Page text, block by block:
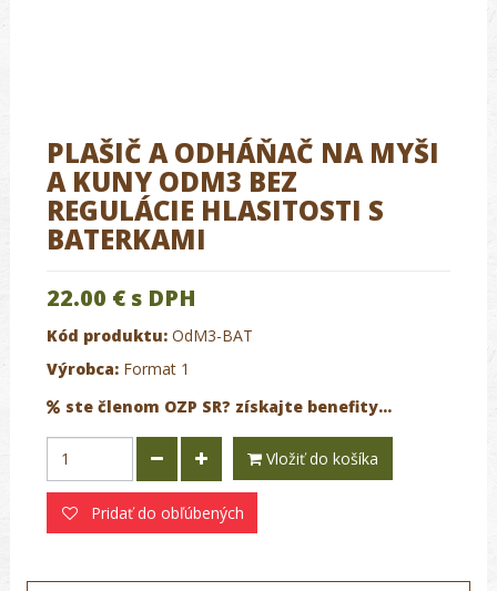
PLAŠIČ A ODHÁŇAČ NA MYŠI
A KUNY ODM3 BEZ
REGULÁCIE HLASITOSTI S
BATERKAMI
22.00 € s DPH
Kód produktu: OdM3-BAT
Výrobca: Format 1
ste členom OZP SR? získajte benefity...
Vložiť do košíka
Pridať do obľúbených